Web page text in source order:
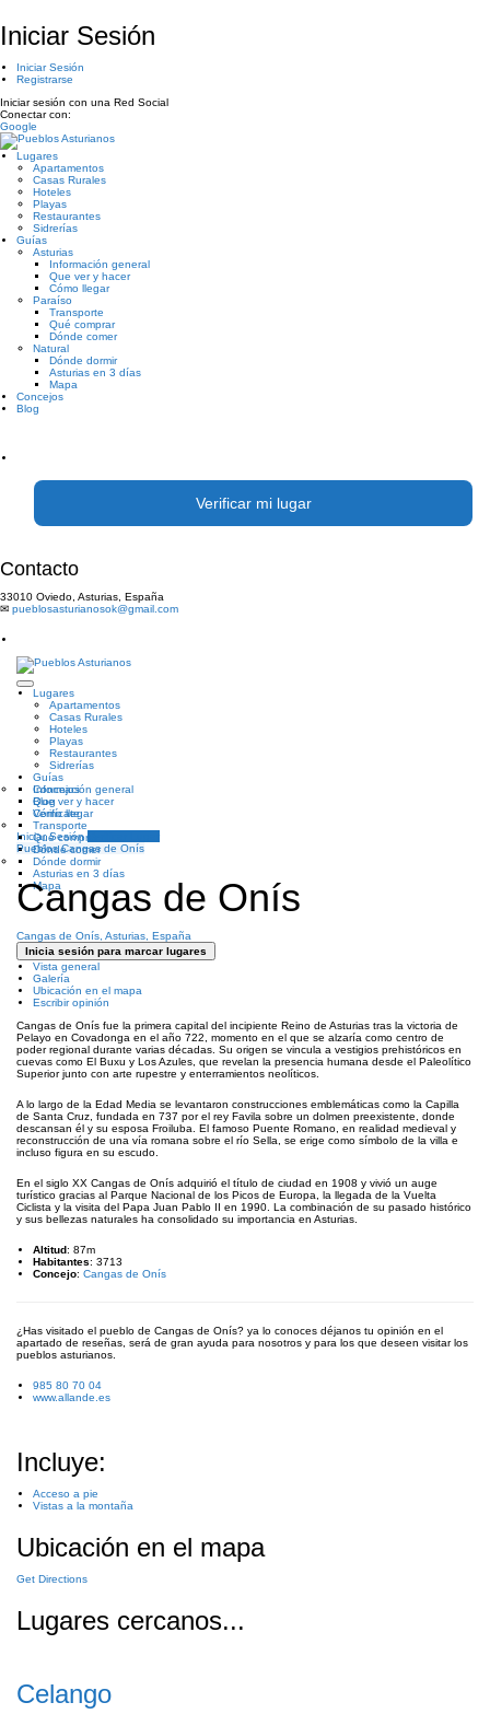
Iniciar Sesión
Iniciar Sesión
Registrarse
Iniciar sesión con una Red Social
Conectar con:
Google
Lugares
Apartamentos
Casas Rurales
Hoteles
Playas
Restaurantes
Sidrerías
Guías
Asturias
Información general
Que ver y hacer
Cómo llegar
Paraíso
Transporte
Qué comprar
Dónde comer
Natural
Dónde dormir
Asturias en 3 días
Mapa
Concejos
Blog
Verificar mi lugar
Contacto
33010 Oviedo, Asturias, España
✉ pueblosasturianosok@gmail.com
Lugares
Apartamentos
Casas Rurales
Hoteles
Playas
Restaurantes
Sidrerías
Guías
Información general
Que ver y hacer
Cómo llegar
Transporte
Qué comprar
Dónde comer
Dónde dormir
Asturias en 3 días
Mapa
Concejos
Blog
Verifícate
Iniciar Sesión
Pueblos Cangas de Onís
Cangas de Onís
Cangas de Onís, Asturias, España
Inicia sesión para marcar lugares
Vista general
Galería
Ubicación en el mapa
Escribir opinión
Cangas de Onís fue la primera capital del incipiente Reino de Asturias tras la victoria de
Pelayo en Covadonga en el año 722, momento en el que se alzaría como centro de
poder regional durante varias décadas. Su origen se vincula a vestigios prehistóricos en
cuevas como El Buxu y Los Azules, que revelan la presencia humana desde el Paleolítico
Superior junto con arte rupestre y enterramientos neolíticos.
A lo largo de la Edad Media se levantaron construcciones emblemáticas como la Capilla
de Santa Cruz, fundada en 737 por el rey Favila sobre un dolmen preexistente, donde
descansan él y su esposa Froiluba. El famoso Puente Romano, en realidad medieval y
reconstrucción de una vía romana sobre el río Sella, se erige como símbolo de la villa e
incluso figura en su escudo
En el siglo XX Cangas de Onís adquirió el título de ciudad en 1908 y vivió un auge
turístico gracias al Parque Nacional de los Picos de Europa, la llegada de la Vuelta
Ciclista y la visita del Papa Juan Pablo II en 1990 . La combinación de su pasado histórico
y sus bellezas naturales ha consolidado su importancia en Asturias.
Altitud: 87m
Habitantes: 3713
Concejo: Cangas de Onís
¿Has visitado el pueblo de Cangas de Onís? ya lo conoces déjanos tu opinión en el
apartado de reseñas, será de gran ayuda para nosotros y para los que deseen visitar los
pueblos asturianos.
985 80 70 04
www.allande.es
Incluye:
Acceso a pie
Vistas a la montaña
Ubicación en el mapa
Get Directions
Lugares cercanos...
Celango